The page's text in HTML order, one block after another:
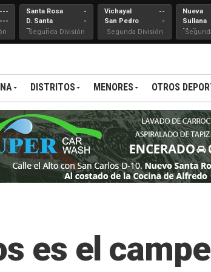
---
---
Santa Rosa
D. Santa
Teresita
-
-
Segunda División
Vichayal
San Pedro
--
-
Segunda División
Nueva
Sullana
Mallares
DISTRITOS MENORES OTROS
es el